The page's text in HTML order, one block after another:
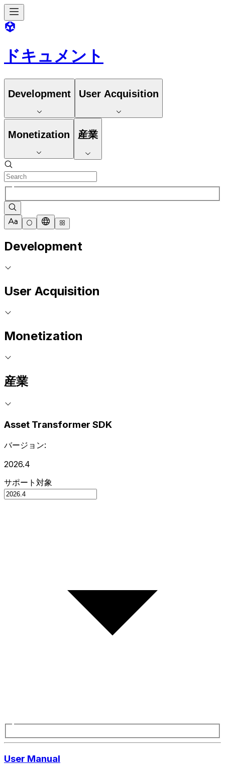
ドキュメント
Development User Acquisition
Monetization 産業
Development
User Acquisition
Monetization
産業
Asset Transformer SDK
バージョン:
2026.4
サポート対象
User Manual